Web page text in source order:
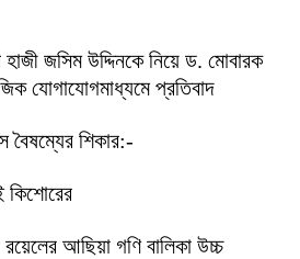
জসিম উদ্দিনকে নিয়ে ড. মোবারক
যোগাযোগমাধ্যমে প্রতিবাদ
বৈষম্যের শিকার:-
কিশোরের
আছিয়া গণি বালিকা উচ্চ